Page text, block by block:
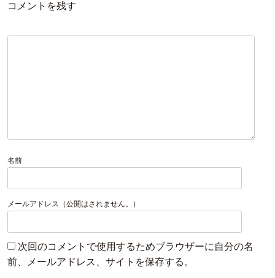
コメントを残す
名前
メールアドレス（公開はされません。）
次回のコメントで使用するためブラウザーに自分の名
前、メールアドレス、サイトを保存する。